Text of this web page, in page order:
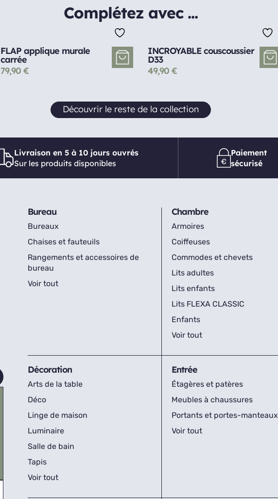
Complétez avec ...
FLAP applique murale
carrée
79,90 €
INCROYABLE couscoussier
D33
49,90 €
Découvrir le reste de la collection
Livraison en 5 à 10 jours ouvrés
Sur les produits disponibles
Paiement
sécurisé
Bureau
Bureaux
Chaises et fauteuils
Rangements et accessoires de
bureau
Voir tout
Chambre
Armoires
Coiffeuses
Commodes et chevets
Lits adultes
Lits enfants
Lits FLEXA CLASSIC
Enfants
Voir tout
Décoration
Arts de la table
Déco
Linge de maison
Luminaire
Salle de bain
Tapis
Voir tout
Entrée
Étagères et patères
Meubles à chaussures
Portants et portes-manteaux
Voir tout